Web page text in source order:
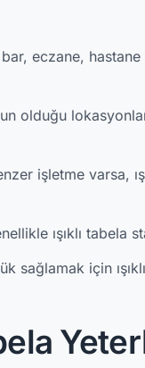
eczane,
olduğu
işletme varsa,
ışıklı tabela
sağlamak için